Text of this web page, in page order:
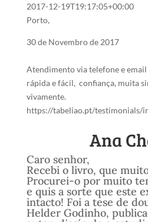
2017-12-19T19:17:05+00:00
Porto,
30 de Novembro de 2017
Atendimento via telefone e
rápida e fácil, confiança, muita
vivamente.
https://tabeliao.pt/testimonials/
Ana
Caro senhor,
Recebi o livro, que
Procurei-o por muito
e quis a sorte que este
intacto! Foi a tese de
Helder Godinho,